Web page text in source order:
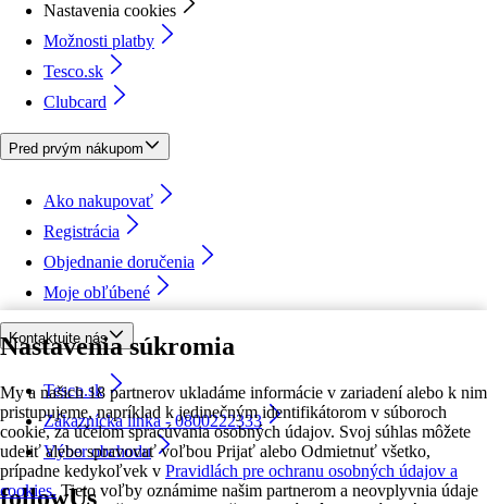
Nastavenia súkromia
My a našich 18 partnerov ukladáme informácie v zariadení alebo k nim
pristupujeme, napríklad k jedinečným identifikátorom v súboroch
cookie, za účelom spracúvania osobných údajov. Svoj súhlas môžete
udeliť alebo spravovať voľbou Prijať alebo Odmietnuť všetko,
prípadne kedykoľvek v Pravidlách pre ochranu osobných údajov a
cookies. Tieto voľby oznámime našim partnerom a neovplyvnia údaje
Nastavenia cookies
Možnosti platby
Tesco.sk
Clubcard
Pred prvým nákupom
Ako nakupovať
Registrácia
Objednanie doručenia
Moje obľúbené
Kontaktujte nás
Tesco.sk
Zákaznícka linka - 0800222333
Výber obchodu
followUs